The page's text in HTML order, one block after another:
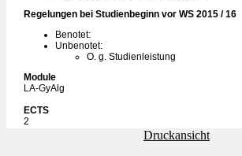
Regelungen bei Studienbeginn vor WS 2015 / 16
Benotet:
Unbenotet:
O. g. Studienleistung
Module
LA-GyAlg
ECTS
2
Druckansicht